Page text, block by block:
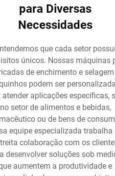
para Diversas
Necessidades
que cada setor possui
únicos. Nossas máquinas
de enchimento e selagem
podem ser
atender aplicações específicas,
no setor de alimentos e bebidas,
ou de bens de
equipe especializada trabalha
colaboração com os
desenvolver soluções sob
aumentem a produtividade e